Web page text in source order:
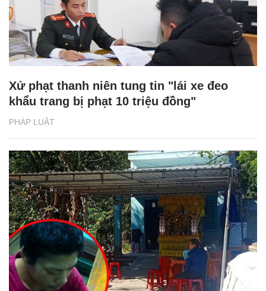
PHÁP LUẬT
Xử phạt thanh niên tung tin "lái xe đeo
khẩu trang bị phạt 10 triệu đồng"